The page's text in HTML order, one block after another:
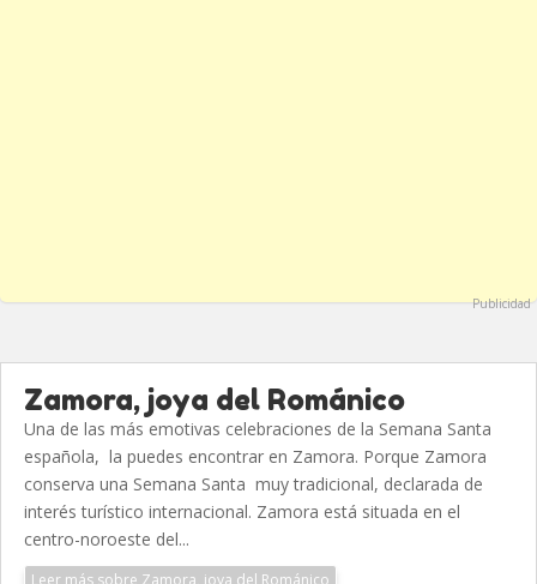
Publicidad
Zamora, joya del Románico
Una de las más emotivas celebraciones de la Semana Santa
española, la puedes encontrar en Zamora. Porque Zamora
conserva una Semana Santa muy tradicional, declarada de
interés turístico internacional. Zamora está situada en el
centro-noroeste del...
Leer más sobre Zamora, joya del Románico